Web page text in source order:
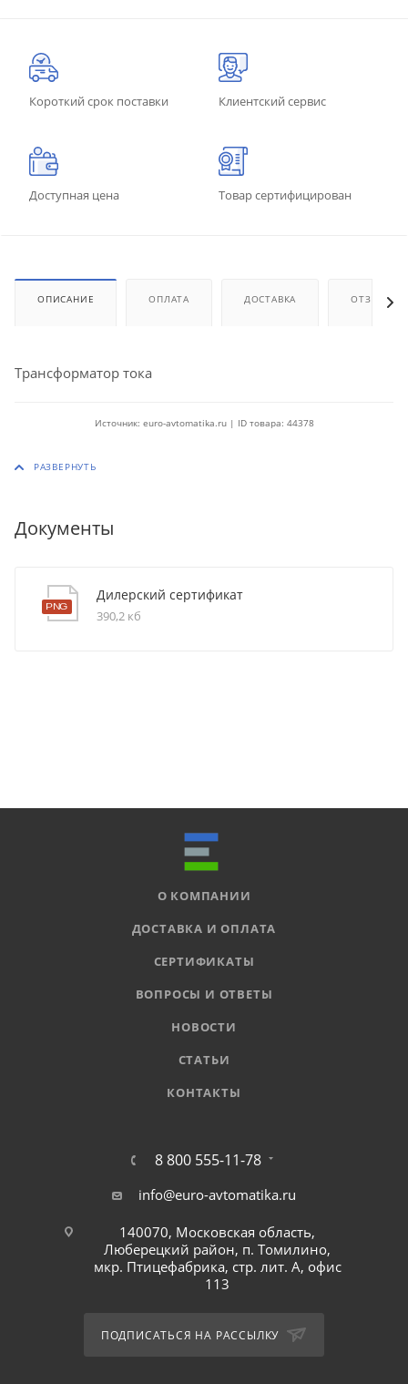
Короткий срок поставки Клиентский сервис
Доступная цена Товар сертифицирован
ОПИСАНИЕ ОПЛАТА ДОСТАВКА ОТЗЫВЫ
Трансформатор тока
Источник: euro-avtomatika.ru | ID товара: 44378
Документы
Дилерский сертификат
390,2 кб
О КОМПАНИИ
ДОСТАВКА И ОПЛАТА
СЕРТИФИКАТЫ
ВОПРОСЫ И ОТВЕТЫ
НОВОСТИ
СТАТЬИ
КОНТАКТЫ
8 800 555-11-78
info@euro-avtomatika.ru
140070, Московская область,
Люберецкий район, п. Томилино,
мкр. Птицефабрика, стр. лит. А, офис
113
ПОДПИСАТЬСЯ НА РАССЫЛКУ